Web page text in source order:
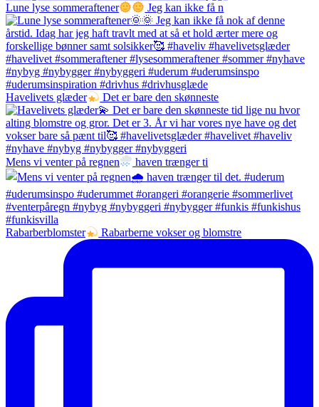
Lune lyse sommeraftener Jeg kan ikke få n
Havelivets glæder Det er bare den skønneste
Mens vi venter på regnen haven trænger ti
Rabarberblomster Rabarberne vokser og blomstre